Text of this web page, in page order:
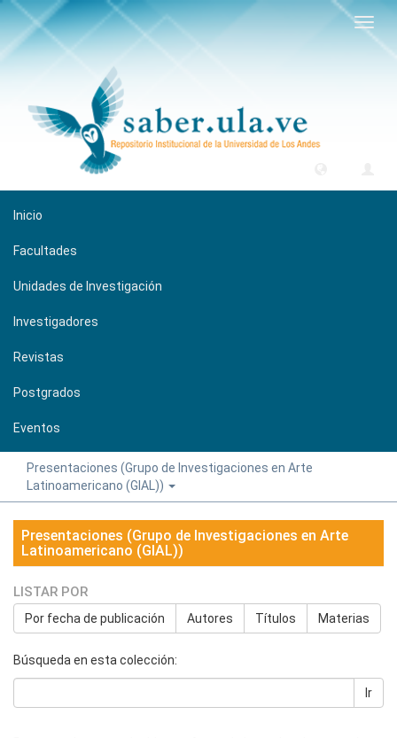
Inicio
Facultades
Unidades de Investigación
Investigadores
Revistas
Postgrados
Eventos
Presentaciones (Grupo de Investigaciones en Arte
Latinoamericano (GIAL))
Presentaciones (Grupo de Investigaciones en Arte
Latinoamericano (GIAL))
LISTAR POR
Por fecha de publicación Autores Títulos Materias
Búsqueda en esta colección:
Ir